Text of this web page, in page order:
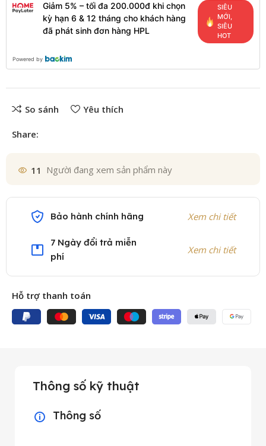
Giảm 5% – tối đa 200.000đ khi chọn
kỳ hạn 6 & 12 tháng cho khách hàng
đã phát sinh đơn hàng HPL
SIÊU
MỚI,
SIÊU
HOT
Powered by
So sánh Yêu thích
Share:
11 Người đang xem sản phẩm này
Bảo hành chính hãng Xem chi tiết
7 Ngày đổi trả miễn
phí
Xem chi tiết
Hỗ trợ thanh toán
Thông số kỹ thuật
Thông số